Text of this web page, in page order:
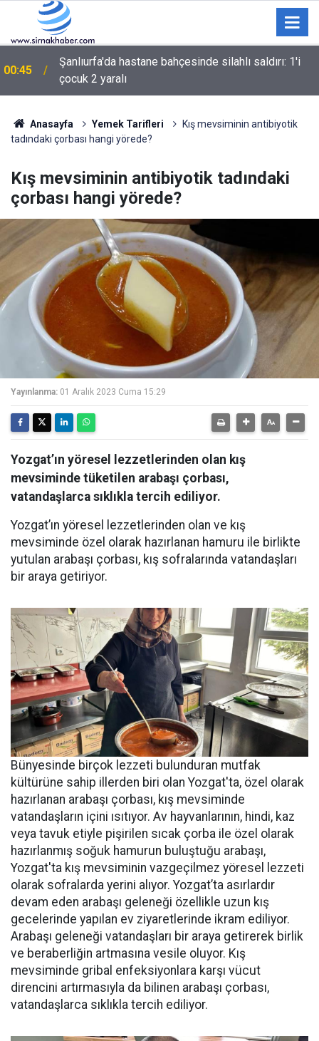
00:36 BARIŞ ÇIĞLIĞININ MİLADI MI YOKSA MİADI MI?
Anasayfa Yemek Tarifleri
Kış mevsiminin antibiyotik
tadındaki çorbası hangi yörede?
Kış mevsiminin antibiyotik tadındaki
çorbası hangi yörede?
Yayınlanma: 01 Aralık 2023 Cuma 15:29
Yozgat’ın yöresel lezzetlerinden olan kış
mevsiminde tüketilen arabaşı çorbası,
vatandaşlarca sıklıkla tercih ediliyor.
Yozgat’ın yöresel lezzetlerinden olan ve kış
mevsiminde özel olarak hazırlanan hamuru ile birlikte
yutulan arabaşı çorbası, kış sofralarında vatandaşları
bir araya getiriyor.
Bünyesinde birçok lezzeti bulunduran mutfak
kültürüne sahip illerden biri olan Yozgat'ta, özel olarak
hazırlanan arabaşı çorbası, kış mevsiminde
vatandaşların içini ısıtıyor. Av hayvanlarının, hindi, kaz
veya tavuk etiyle pişirilen sıcak çorba ile özel olarak
hazırlanmış soğuk hamurun buluştuğu arabaşı,
Yozgat'ta kış mevsiminin vazgeçilmez yöresel lezzeti
olarak sofralarda yerini alıyor. Yozgat’ta asırlardır
devam eden arabaşı geleneği özellikle uzun kış
gecelerinde yapılan ev ziyaretlerinde ikram ediliyor.
Arabaşı geleneği vatandaşları bir araya getirerek birlik
ve beraberliğin artmasına vesile oluyor. Kış
mevsiminde gribal enfeksiyonlara karşı vücut
direncini artırmasıyla da bilinen arabaşı çorbası,
vatandaşlarca sıklıkla tercih ediliyor.